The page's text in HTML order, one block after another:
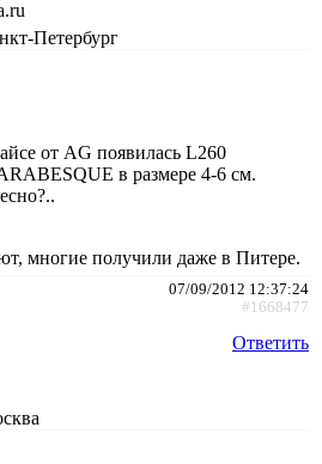
Петербург
от AG появилась L260
в размере 4-6 см.
многие получили даже в Питере.
07/09/2012 12:37:24
#1668477
Ответить